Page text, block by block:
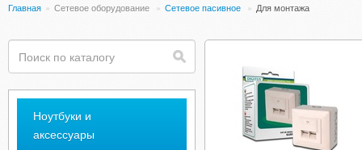
Главная » Сетевое оборудование » Сетевое пасивное » Для монтажа
Ноутбуки и
аксессуары